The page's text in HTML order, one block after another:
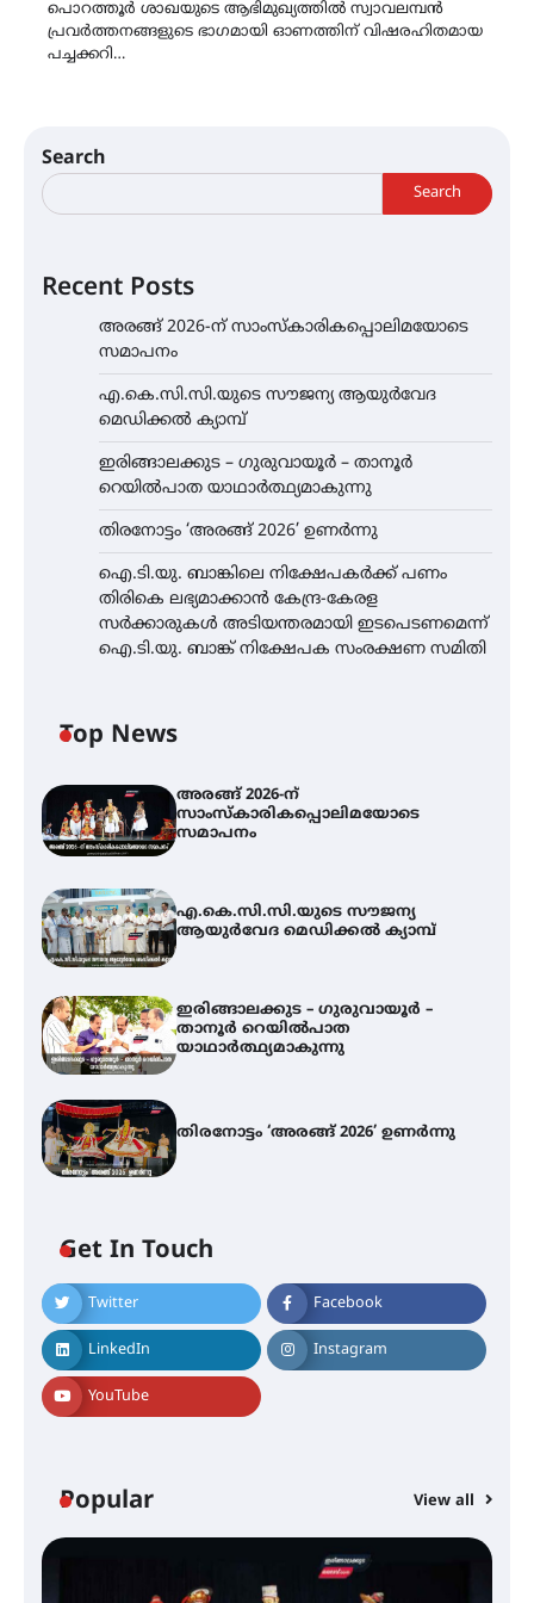
പൊറത്തൂർ ശാഖയുടെ ആഭിമുഖ്യത്തിൽ സ്വാവലമ്പൻ
പ്രവർത്തനങ്ങളുടെ ഭാഗമായി ഓണത്തിന് വിഷരഹിതമായ
പച്ചക്കറി…
Search
Search
Recent Posts
അരങ്ങ് 2026-ന് സാംസ്കാരികപ്പൊലിമയോടെ
സമാപനം
എ.കെ.സി.സി.യുടെ സൗജന്യ ആയുർവേദ
മെഡിക്കൽ ക്യാമ്പ്
ഇരിങ്ങാലക്കുട – ഗുരുവായൂർ – താനൂർ
റെയിൽപാത യാഥാർത്ഥ്യമാകുന്നു
തിരനോട്ടം ‘അരങ്ങ് 2026’ ഉണർന്നു
ഐ.ടി.യു. ബാങ്കിലെ നിക്ഷേപകർക്ക് പണം
തിരികെ ലഭ്യമാക്കാൻ കേന്ദ്ര-കേരള
സർക്കാരുകൾ അടിയന്തരമായി ഇടപെടണമെന്ന്
ഐ.ടി.യു. ബാങ്ക് നിക്ഷേപക സംരക്ഷണ സമിതി
Top News
അരങ്ങ് 2026-ന്
സാംസ്കാരികപ്പൊലിമയോടെ
സമാപനം
എ.കെ.സി.സി.യുടെ സൗജന്യ
ആയുർവേദ മെഡിക്കൽ ക്യാമ്പ്
ഇരിങ്ങാലക്കുട – ഗുരുവായൂർ –
താനൂർ റെയിൽപാത
യാഥാർത്ഥ്യമാകുന്നു
തിരനോട്ടം ‘അരങ്ങ് 2026’ ഉണർന്നു
Get In Touch
Twitter Facebook
LinkedIn Instagram
YouTube
Popular View all
ഇരിങ്ങാലക്കുട – ഗുരുവായൂർ –
താനൂർ റെയിൽപാത
യാഥാർത്ഥ്യമാകുന്നു
ഐ.ടി.യു. ബാങ്കിലെ
നിക്ഷേപകർക്ക് പണം തിരികെ
ലഭ്യമാക്കാൻ കേന്ദ്ര-കേരള
സർക്കാരുകൾ അടിയന്തരമായി